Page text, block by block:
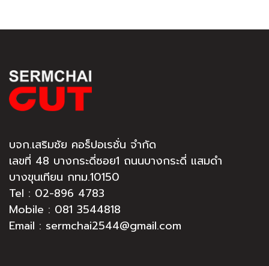
บจก.เสริมชัย คอร็ปอเรชั่น จำกัด
เลขที่ 48 บางกระดี่ซอย1 ถนนบางกระดี่ แสมดำ
บางขุนเทียน กทม.10150
Tel : 02-896 4783
Mobile : 081 3544818
Email : sermchai2544@gmail.com